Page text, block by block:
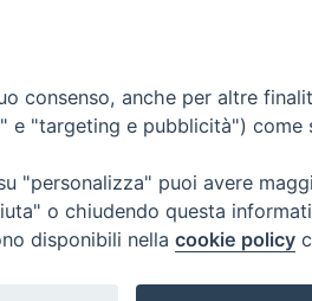
consenso, anche per altre
e "targeting e pubblicità") come
"personalizza" puoi avere
o chiudendo questa
disponibili nella cookie policy